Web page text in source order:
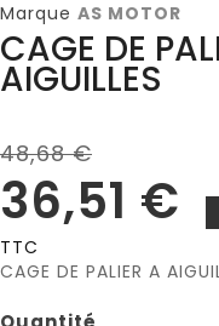
Marque AS MOTOR
CAGE DE
AIGUILLES
48,68 €
36,51 €
TTC
CAGE DE PALIER A